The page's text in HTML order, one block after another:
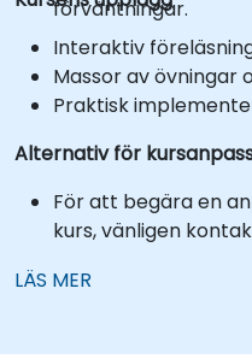
förväntningar.
Interaktiv
Massor av övningar
Praktisk
Alternativ för
För att begära en
kurs, vänligen
LÄS MER